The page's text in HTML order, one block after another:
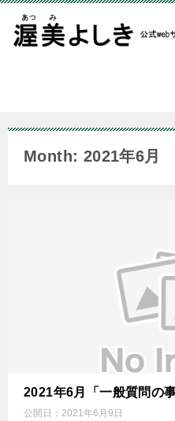
Month: 2021年6月
2021年6月「一般質問の
公開日： 2021年6月9日